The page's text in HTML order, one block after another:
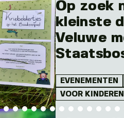
Op zoek
kleinste
Veluwe
EVENEMENTEN
VOOR KINDEREN